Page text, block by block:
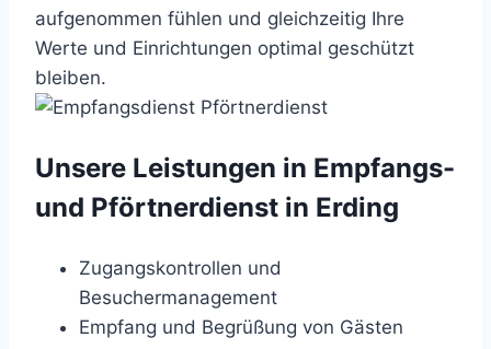
aufgenommen fühlen und gleichzeitig Ihre
Werte und Einrichtungen optimal geschützt
bleiben.
Unsere Leistungen in Empfangs-
und Pförtnerdienst in Erding
Zugangskontrollen und
Besuchermanagement
Empfang und Begrüßung von Gästen